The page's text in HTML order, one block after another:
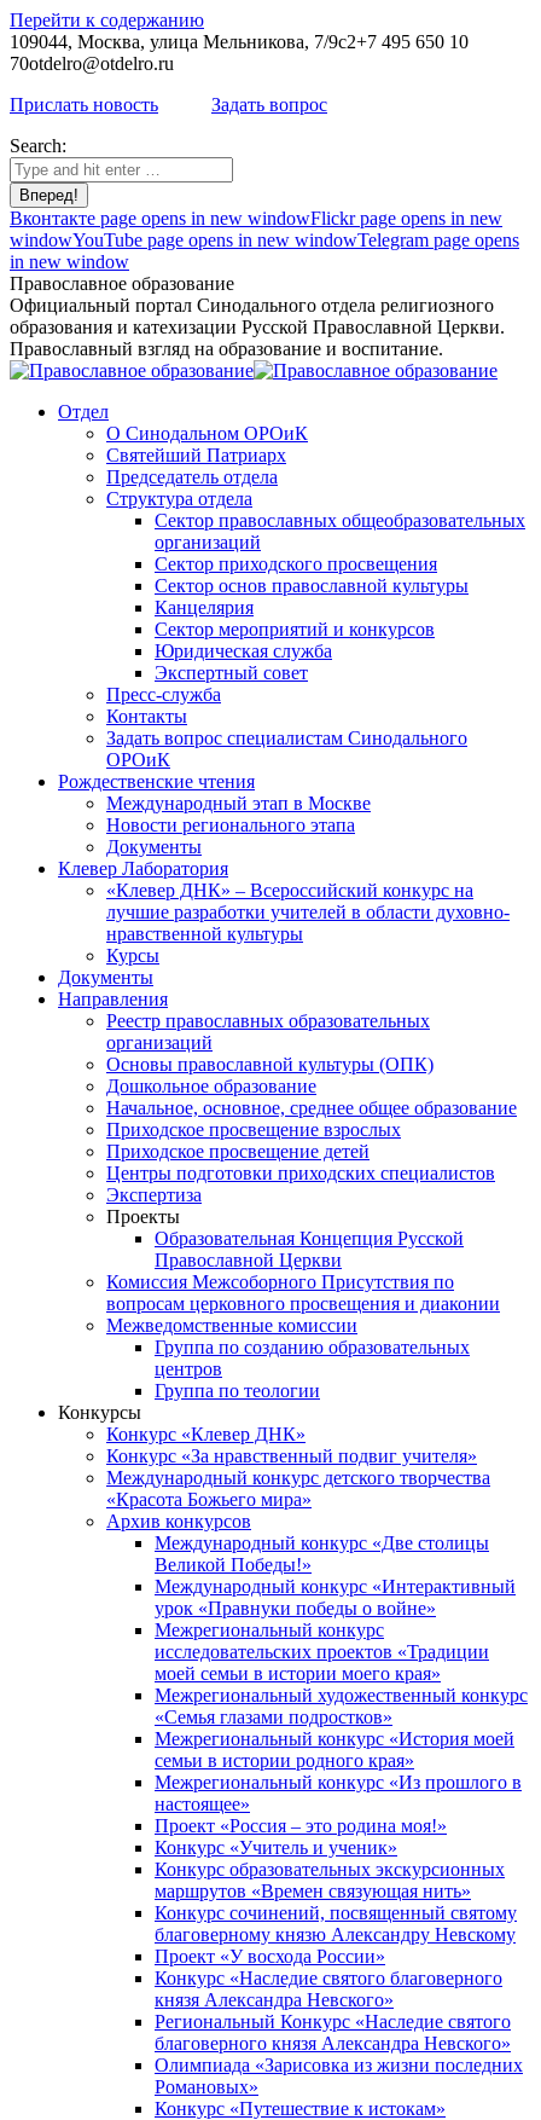
Перейти к содержанию
109044, Москва, улица Мельникова, 7/9с2+7 495 650 10
70otdelro@otdelro.ru
Прислать новость
Задать вопрос
Search:
Вконтакте page opens in new windowFlickr page opens in new
windowYouTube page opens in new windowTelegram page opens
in new window
Православное образование
Официальный портал Синодального отдела религиозного
образования и катехизации Русской Православной Церкви.
Православный взгляд на образование и воспитание.
Отдел
О Синодальном ОРОиК
Святейший Патриарх
Председатель отдела
Структура отдела
Сектор православных общеобразовательных
организаций
Сектор приходского просвещения
Сектор основ православной культуры
Канцелярия
Сектор мероприятий и конкурсов
Юридическая служба
Экспертный совет
Пресс-служба
Контакты
Задать вопрос специалистам Синодального
ОРОиК
Рождественские чтения
Международный этап в Москве
Новости регионального этапа
Документы
Клевер Лаборатория
«Клевер ДНК» – Всероссийский конкурс на
лучшие разработки учителей в области духовно-
нравственной культуры
Курсы
Документы
Направления
Реестр православных образовательных
организаций
Основы православной культуры (ОПК)
Дошкольное образование
Начальное, основное, среднее общее образование
Приходское просвещение взрослых
Приходское просвещение детей
Центры подготовки приходских специалистов
Экспертиза
Проекты
Образовательная Концепция Русской
Православной Церкви
Комиссия Межсоборного Присутствия по
вопросам церковного просвещения и диаконии
Межведомственные комиссии
Группа по созданию образовательных
центров
Группа по теологии
Конкурсы
Конкурс «Клевер ДНК»
Конкурс «За нравственный подвиг учителя»
Международный конкурс детского творчества
«Красота Божьего мира»
Архив конкурсов
Международный конкурс «Две столицы
Великой Победы!»
Международный конкурс «Интерактивный
урок «Правнуки победы о войне»
Межрегиональный конкурс
исследовательских проектов «Традиции
моей семьи в истории моего края»
Межрегиональный художественный конкурс
«Семья глазами подростков»
Межрегиональный конкурс «История моей
семьи в истории родного края»
Межрегиональный конкурс «Из прошлого в
настоящее»
Проект «Россия – это родина моя!»
Конкурс «Учитель и ученик»
Конкурс образовательных экскурсионных
маршрутов «Времен связующая нить»
Конкурс сочинений, посвященный святому
благоверному князю Александру Невскому
Проект «У восхода России»
Конкурс «Наследие святого благоверного
князя Александра Невского»
Региональный Конкурс «Наследие святого
благоверного князя Александра Невского»
Олимпиада «Зарисовка из жизни последних
Романовых»
Конкурс «Путешествие к истокам»